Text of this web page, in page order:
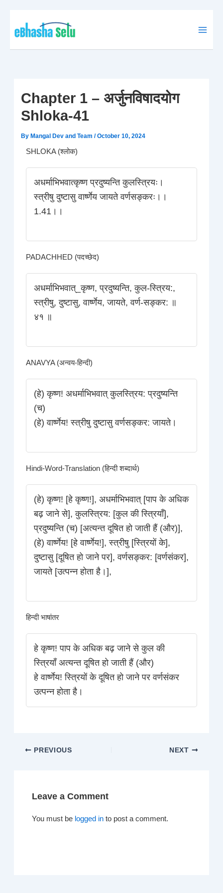
content
Chapter 1 – अर्जुनविषादयोग
Shloka-41
By Mangal Dev and Team/October 10, 2024
SHLOKA (श्लोक)
अधर्माभिभवात्कृष्ण प्रदुष्यन्ति कुलस्त्रियः।
स्त्रीषु दुष्टासु वार्ष्णेय जायते वर्णसङ्करः।।
1.41।।
PADACHHED (पदच्छेद)
अधर्माभिभवात्_कृष्ण, प्रदुष्यन्ति, कुल-स्त्रिय:,
स्त्रीषु, दुष्टासु, वार्ष्णेय, जायते, वर्ण-सङ्कर: ॥
४१ ॥
ANAVYA (अन्वय-हिन्दी)
(हे) कृष्ण! अधर्माभिभवात्‌ कुलस्त्रिय: प्रदुष्यन्ति
(च)
(हे) वार्ष्णेय! स्त्रीषु दुष्टासु वर्णसङ्कर: जायते।
Hindi-Word-Translation (हिन्दी शब्दार्थ)
(हे) कृष्ण! [हे कृष्ण!], अधर्माभिभवात् [पाप के अधिक
बढ़ जाने से], कुलस्त्रिय: [कुल की स्त्रियाँ],
प्रदुष्यन्ति (च) [अत्यन्त दूषित हो जाती हैं (और)],
(हे) वार्ष्णेय! [हे वार्ष्णेय!], स्त्रीषु [स्त्रियों के],
दुष्टासु [दूषित हो जाने पर], वर्णसङ्कर: [वर्णसंकर],
जायते [उत्पन्न होता है।],
हिन्दी भाषांतर
हे कृष्ण! पाप के अधिक बढ़ जाने से कुल की
स्त्रियाँ अत्यन्त दूषित हो जाती हैं (और)
हे वार्ष्णेय! स्त्रियों के दूषित हो जाने पर वर्णसंकर
उत्पन्न होता है।
PREVIOUS NEXT
Leave a Comment
You must be logged in to post a comment.